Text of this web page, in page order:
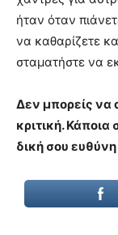
ήταν όταν
να καθαρίζετε
σταματήστε να
Δεν μπορείς να
κριτική. Κάποια
δική σου